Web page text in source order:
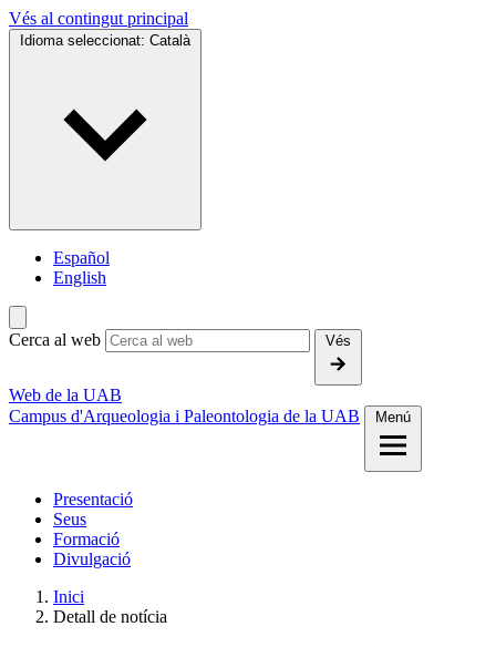
Vés al contingut principal
Idioma seleccionat: Català
Español
English
Cerca al web Vés
Web de la UAB
Campus d'Arqueologia i Paleontologia de la UAB
Menú
Presentació
Seus
Formació
Divulgació
Inici
Detall de notícia